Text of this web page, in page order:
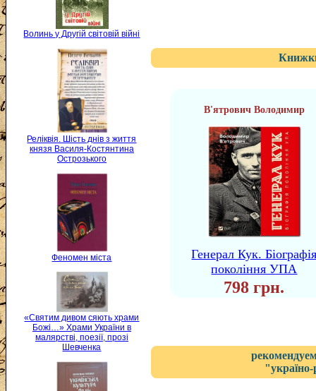
Волинь у Другій світовій війні
Реліквія. Шість днів з життя
князя Василя-Костянтина
Острозького
Феномен міста
«Святим дивом сяють храми
Божі…» Храми України в
малярстві, поезії, прозі
Шевченка
В'ятрович Володимир
Генерал Кук.
покоління УПА
798 грн.
"україно-